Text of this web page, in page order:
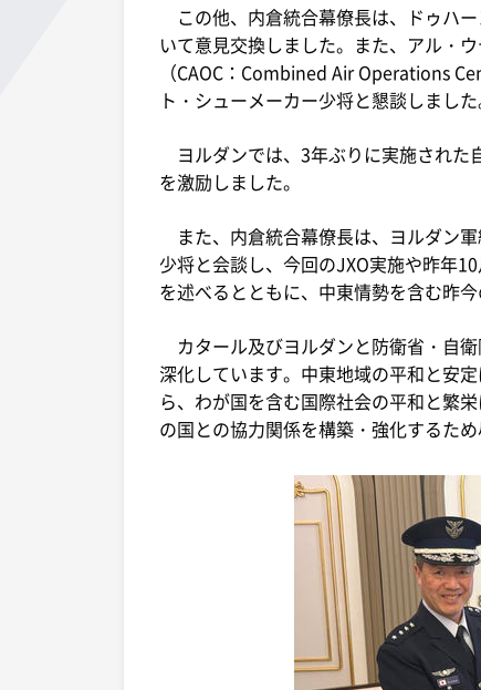
この他、内倉統合幕僚長は、ドゥハ
いて意見交換しました。また、アル・
（CAOC：Combined Air Operations
ト・シューメーカー少将と懇談しました
ヨルダンでは、3年ぶりに実施された
を激励しました。
また、内倉統合幕僚長は、ヨルダン
少将と会談し、今回のJXO実施や昨年
を述べるとともに、中東情勢を含む昨
カタール及びヨルダンと防衛省・自
深化しています。中東地域の平和と安
ら、わが国を含む国際社会の平和と繁
の国との協力関係を構築・強化するため